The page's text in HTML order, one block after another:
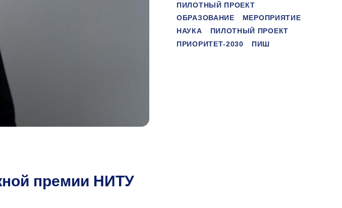
премии НИТУ
ПИЛОТНЫЙ ПРОЕКТ
ОБРАЗОВАНИЕ
МЕРОПРИЯТИЕ
НАУКА
ПИЛОТНЫЙ ПРОЕКТ
ПРИОРИТЕТ-2030
ПИШ